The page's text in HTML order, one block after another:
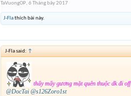
TaVuongOP, 6 Tháng bảy 2017
J-Flathích bài này.
J-Fla said: ↑
thấy mấy gương mặt quên thuộc dk đi off
@DocTai @s126Zoro1st